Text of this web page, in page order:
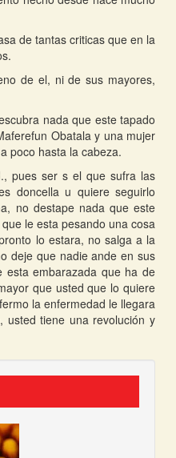
de tantas criticas que en la
de el, ni de sus mayores,
nada que este tapado
Obatala y una mujer
poco hasta la cabeza.
pues ser s el que sufra las
doncella u quiere seguirlo
no destape nada que este
le esta pesando una cosa
lo estara, no salga a la
deje que nadie ande en sus
esta embarazada que ha de
que usted que lo quiere
la enfermedad le llegara
usted tiene una revolución y